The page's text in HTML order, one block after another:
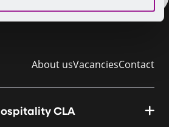
About usVacanciesContact
CLA